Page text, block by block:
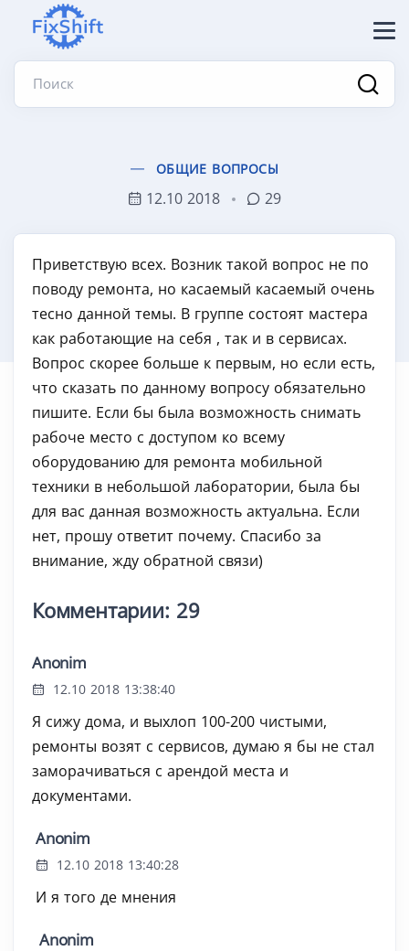
Поиск
ОБЩИЕ ВОПРОСЫ
12.10 2018 29
Приветствую всех. Возник такой вопрос не по
поводу ремонта, но касаемый касаемый очень
тесно данной темы. В группе состоят мастера
как работающие на себя , так и в сервисах.
Вопрос скорее больше к первым, но если есть,
что сказать по данному вопросу обязательно
пишите. Если бы была возможность снимать
рабоче место с доступом ко всему
оборудованию для ремонта мобильной
техники в небольшой лаборатории, была бы
для вас данная возможность актуальна. Если
нет, прошу ответит почему. Спасибо за
внимание, жду обратной связи)
Комментарии: 29
Anonim
12.10 2018 13:38:40
Я сижу дома, и выхлоп 100-200 чистыми,
ремонты возят с сервисов, думаю я бы не стал
заморачиваться с арендой места и
документами.
Anonim
12.10 2018 13:40:28
И я того де мнения
Anonim